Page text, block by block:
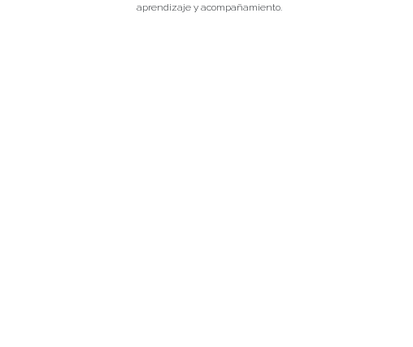
aprendizaje y acompañamiento.